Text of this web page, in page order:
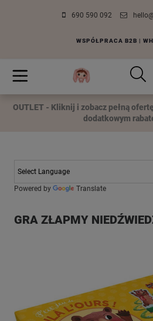
690 590 092
WSPÓŁPRACA B2B |
OUTLET - Kliknij i zobacz pełną
dodatkowym
Powered by Translate
GRA ZŁAPMY